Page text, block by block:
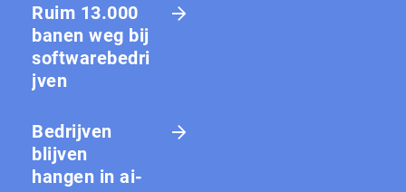
Ruim 13.000
banen weg bij
softwarebedri
jven
Bedrijven
blijven
hangen in ai-